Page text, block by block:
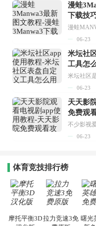
漫蛙
下载技
06-23
米坛社
工具怎
06-23
天天影
免费观
06-23
体育竞技排行榜
摩托平衡3D拉力竞速3免 曙光